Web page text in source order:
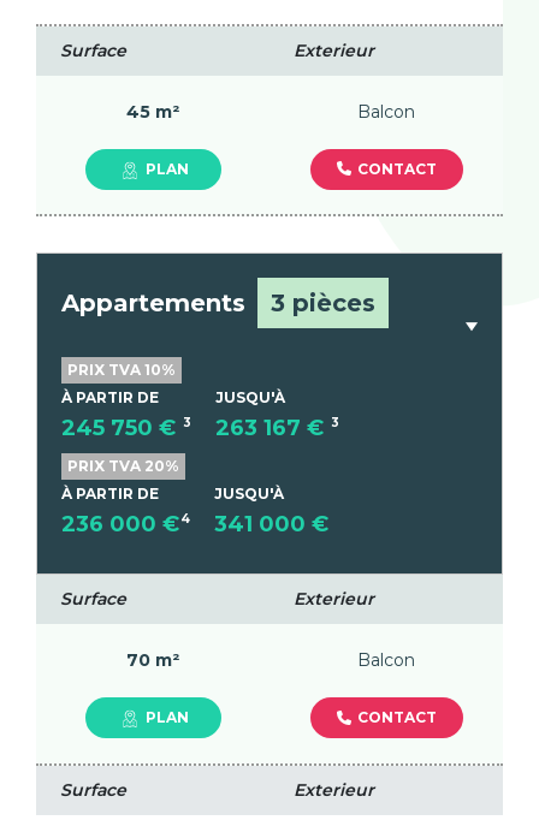
Surface
45 m²
Exterieur
Balcon
PLAN CONTACT
Appartements 3 pièces
PRIX TVA 10%
À PARTIR DE
245 750 € 3
JUSQU'À
263 167 € 3
PRIX TVA 20%
À PARTIR DE
236 000 €4
JUSQU'À
341 000 €
Surface
70 m²
Exterieur
Balcon
PLAN CONTACT
Surface Exterieur